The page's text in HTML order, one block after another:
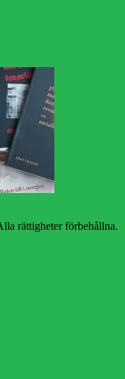
rättigheter förbehållna.